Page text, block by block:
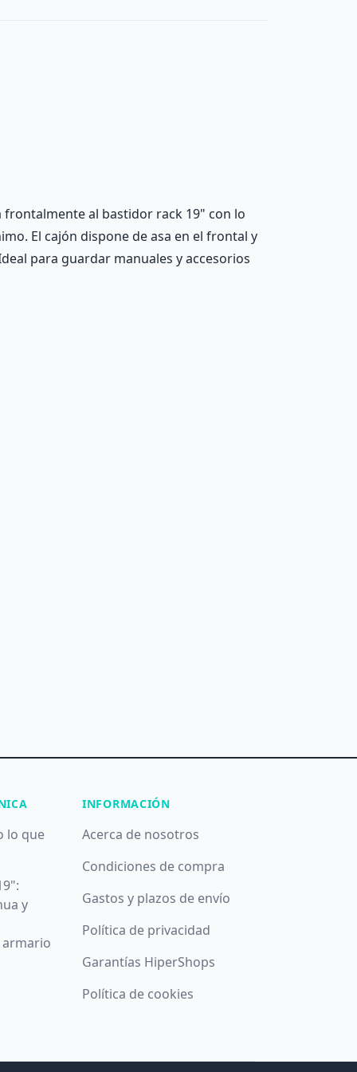
frontalmente al bastidor rack 19" con lo
El cajón dispone de asa en el frontal y
para guardar manuales y accesorios
lo que
y
armario
INFORMACIÓN
Acerca de nosotros
Condiciones de compra
Gastos y plazos de envío
Política de privacidad
Garantías HiperShops
Política de cookies